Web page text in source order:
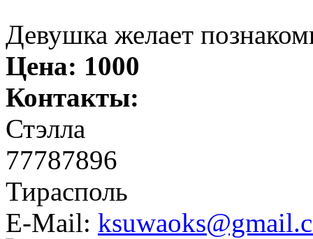
Девушка желает
Цена: 1000
Контакты:
Стэлла
77787896
Тирасполь
E-Mail: